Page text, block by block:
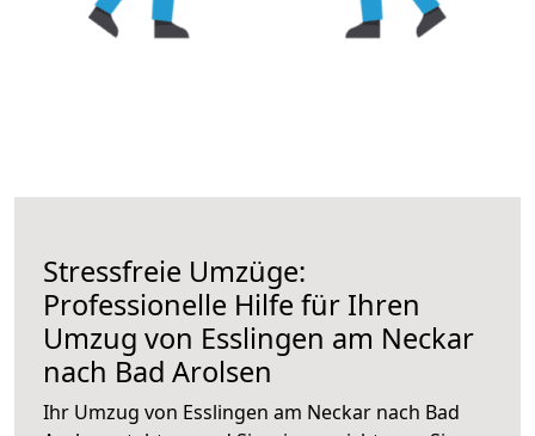
Stressfreie Umzüge:
Professionelle Hilfe für Ihren
Umzug von Esslingen am Neckar
nach Bad Arolsen
Ihr Umzug von Esslingen am Neckar nach Bad